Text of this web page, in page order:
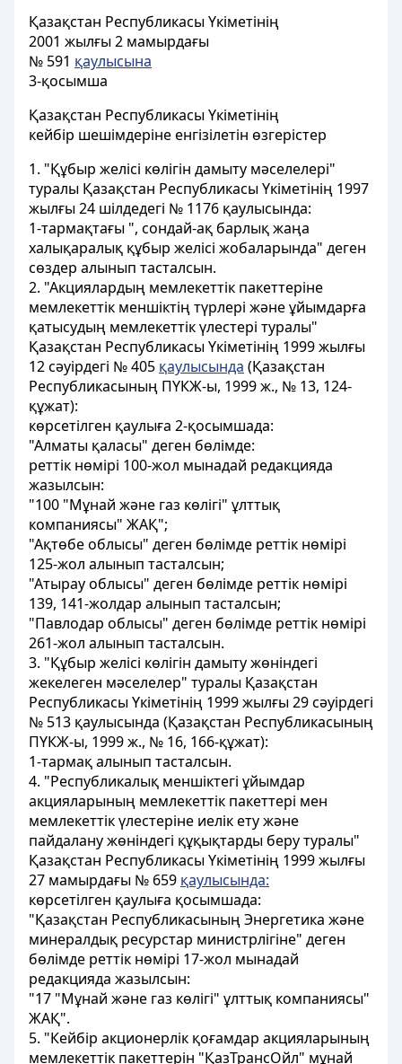
Қазақстан Республикасы Үкіметінің
2001 жылғы 2 мамырдағы
№ 591 қаулысына
3-қосымша
Қазақстан Республикасы Yкіметінiң
кейбір шешімдерiне енгiзiлетiн өзгерістер
1. "Құбыр желiсi көлiгiн дамыту мәселелерi"
туралы Қазақстан Республикасы Үкіметінiң 1997
жылғы 24 шiлдедегi № 1176 қаулысында:
1-тармақтағы ", сондай-ақ барлық жаңа
халықаралық құбыр желiсi жобаларында" деген
сөздер алынып тасталсын.
2. "Акциялардың мемлекеттік пакеттерiне
мемлекеттік меншіктің түрлерi және ұйымдарға
қатысудың мемлекеттік үлестерi туралы"
Қазақстан Республикасы Үкіметінiң 1999 жылғы
12 сәуірдегі № 405 қаулысында (Қазақстан
Республикасының ПҮКЖ-ы, 1999 ж., № 13, 124-
құжат):
көрсетiлген қаулыға 2-қосымшада:
"Алматы қаласы" деген бөлiмде:
реттiк нөмiрi 100-жол мынадай редакцияда
жазылсын:
"100 "Мұнай және газ көлiгi" ұлттық
компаниясы" ЖАҚ";
"Ақтөбе облысы" деген бөлiмде реттiк нөмiрi
125-жол алынып тасталсын;
"Атырау облысы" деген бөлiмде реттiк нөмiрi
139, 141-жолдар алынып тасталсын;
"Павлодар облысы" деген бөлiмде реттiк нөмiрi
261-жол алынып тасталсын.
3. "Құбыр желiсi көлiгiн дамыту жөніндегі
жекелеген мәселелер" туралы Қазақстан
Республикасы Үкiметінің 1999 жылғы 29 сәyiрдегi
№ 513 қаулысында (Қазақстан Республикасының
ПҮКЖ-ы, 1999 ж., № 16, 166-құжат):
1-тармақ алынып тасталсын.
4. "Республикалық меншіктегi ұйымдар
акцияларының мемлекеттік пакеттерi мен
мемлекеттік үлестеріне иелік ету және
пайдалану жөніндегі құқықтарды беру туралы"
Қазақстан Республикасы Үкіметінiң 1999 жылғы
27 мамырдағы № 659 қаулысында:
көрсетiлген қаулыға қосымшада:
"Қазақстан Республикасының Энергетика және
минералдық ресурстар министрлігіне" деген
бөлiмде реттiк нөмiрi 17-жол мынадай
редакцияда жазылсын:
"17 "Мұнай және газ көлiгi" ұлттық компаниясы"
ЖАҚ".
5. "Кейбір акционерлік қоғамдар акцияларының
мемлекеттік пакеттерiн "ҚазТрансОйл" мұнай